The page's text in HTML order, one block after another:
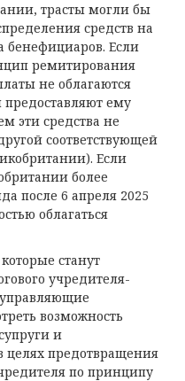
трасты могли бы
средств на
бенефициаров. Если
ремитирования
не облагаются
ему
эти средства не
соответствующей
Если
более
после 6 апреля 2025
облагаться
станут
учредителя-
возможность
и
целях предотвращения
по принципу